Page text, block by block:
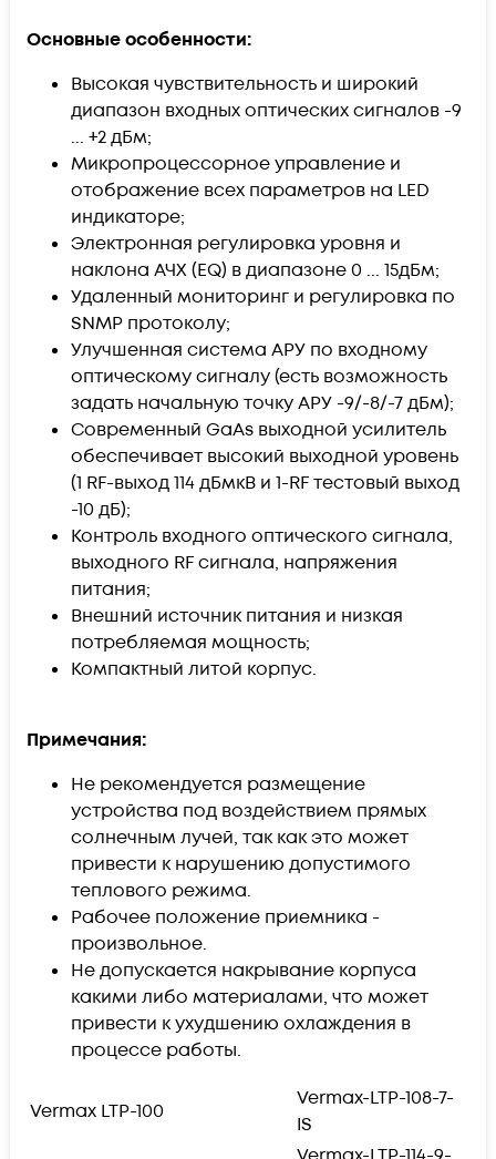
Основные особенности:
Высокая чувствительность и широкий
диапазон входных оптических сигналов -9
... +2 дБм;
Микропроцессорное управление и
отображение всех параметров на LED
индикаторе;
Электронная регулировка уровня и
наклона АЧХ (EQ) в диапазоне 0 ... 15дБм;
Удаленный мониторинг и регулировка по
SNMP протоколу;
Улучшенная система АРУ по входному
оптическому сигналу (есть возможность
задать начальную точку АРУ -9/-8/-7 дБм);
Современный GaAs выходной усилитель
обеспечивает высокий выходной уровень
(1 RF-выход 114 дБмкВ и 1-RF тестовый выход
-10 дБ);
Контроль входного оптического сигнала,
выходного RF сигнала, напряжения
питания;
Внешний источник питания и низкая
потребляемая мощность;
Компактный литой корпус.
Примечания:
Не рекомендуется размещение
устройства под воздействием прямых
солнечным лучей, так как это может
привести к нарушению допустимого
теплового режима.
Рабочее положение приемника -
произвольное.
Не допускается накрывание корпуса
какими либо материалами, что может
привести к ухудшению охлаждения в
процессе работы.
Vermax LTP-100
Vermax-LTP-108-7-
IS